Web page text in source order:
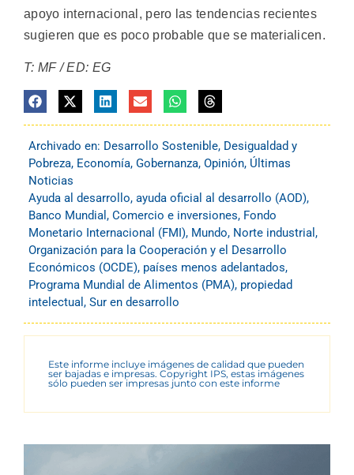
apoyo internacional, pero las tendencias recientes
sugieren que es poco probable que se materialicen.
T: MF / ED: EG
Archivado en: Desarrollo Sostenible, Desigualdad y
Pobreza, Economía, Gobernanza, Opinión, Últimas
Noticias
Ayuda al desarrollo, ayuda oficial al desarrollo (AOD),
Banco Mundial , Comercio e inversiones, Fondo
Monetario Internacional (FMI), Mundo, Norte industrial ,
Organización para la Cooperación y el Desarrollo
Económicos (OCDE), países menos adelantados,
Programa Mundial de Alimentos (PMA), propiedad
intelectual , Sur en desarrollo
Este informe incluye imágenes de calidad que pueden
ser bajadas e impresas. Copyright IPS, estas imágenes
sólo pueden ser impresas junto con este informe